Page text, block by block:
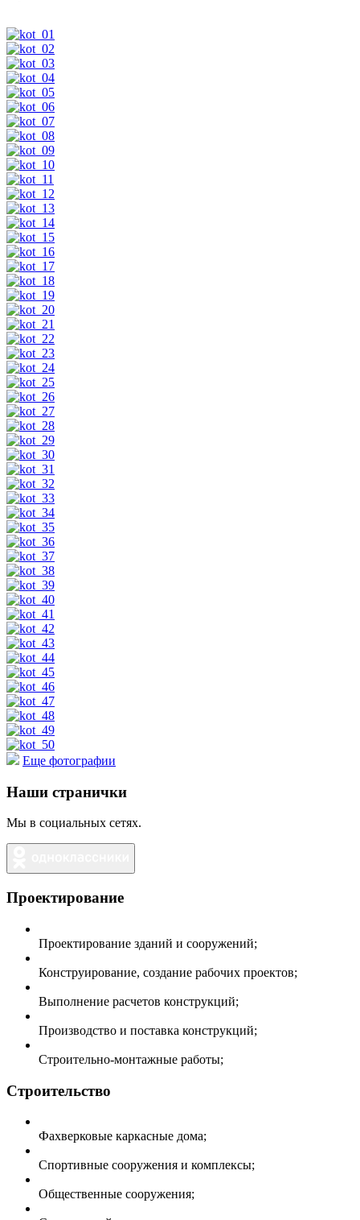
Еще фотографии
Наши странички
Мы в социальных сетях.
Проектирование
Проектирование зданий и сооружений;
Конструирование, создание рабочих проектов;
Выполнение расчетов конструкций;
Производство и поставка конструкций;
Строительно-монтажные работы;
Строительство
Фахверковые каркасные дома;
Спортивные сооружения и комплексы;
Общественные сооружения;